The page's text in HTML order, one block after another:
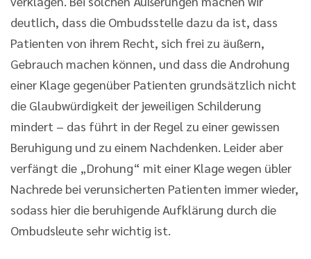
deutlich, dass die Ombudsstelle dazu da ist, dass
Patienten von ihrem Recht, sich frei zu äußern,
Gebrauch machen können, und dass die Androhung
einer Klage gegenüber Patienten grundsätzlich nicht
die Glaubwürdigkeit der jeweiligen Schilderung
mindert – das führt in der Regel zu einer gewissen
Beruhigung und zu einem Nachdenken. Leider aber
verfängt die „Drohung“ mit einer Klage wegen übler
Nachrede bei verunsicherten Patienten immer wieder,
sodass hier die beruhigende Aufklärung durch die
Ombudsleute sehr wichtig ist.